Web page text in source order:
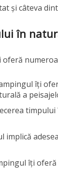
și câteva
în
îți
a
implică
îți